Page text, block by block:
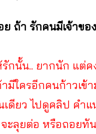
ถ้า รักคนมีเจ้าของ
รักนั้น.. ยากนัก แต่
มีใครอีกคนก้าวเข้
ยว ไปดูคลิป คำแ
จะลุยต่อ หรือถอยทั